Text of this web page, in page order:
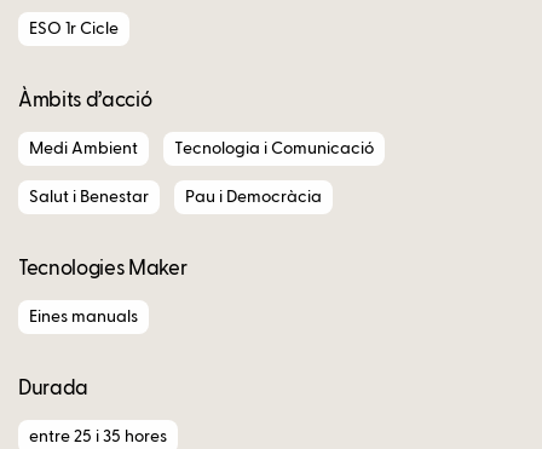
ESO 1r Cicle
Àmbits d’acció
Medi Ambient Tecnologia i Comunicació
Salut i Benestar Pau i Democràcia
Tecnologies Maker
Eines manuals
Durada
entre 25 i 35 hores